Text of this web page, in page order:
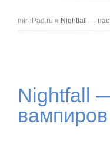
Вы здесь
mir-iPad.ru » Nightfall —
Nightfall